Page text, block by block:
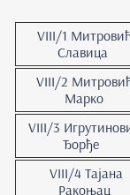
VIII/1
Славица
VIII/2
Марко
VIII/3
Ђорђе
VIII/4 Тајана
Ракоњац